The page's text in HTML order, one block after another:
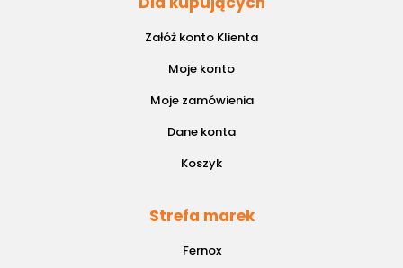
Załóż konto Klienta
Moje konto
Moje zamówienia
Dane konta
Koszyk
Strefa marek
Fernox